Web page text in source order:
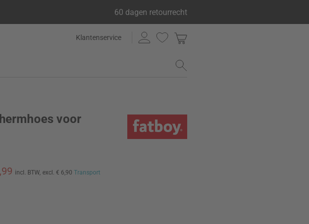
60 dagen retourrecht
Klantenservice
voor
incl. BTW, excl. € 6,90 Transport